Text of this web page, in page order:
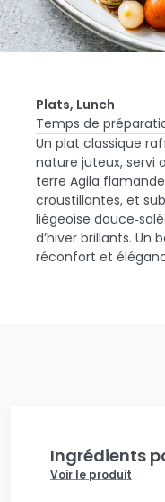
Accueil
Inspire-moi
Jambon
Nature,
Sauce
Liégeoise
et
Pommes
Plats, Lunch
Temps de
Un plat classique
nature juteux, servi
terre Agila
croustillantes, et
liégeoise
d’hiver brillants. Un
réconfort et
Ingrédients
Voir le produit